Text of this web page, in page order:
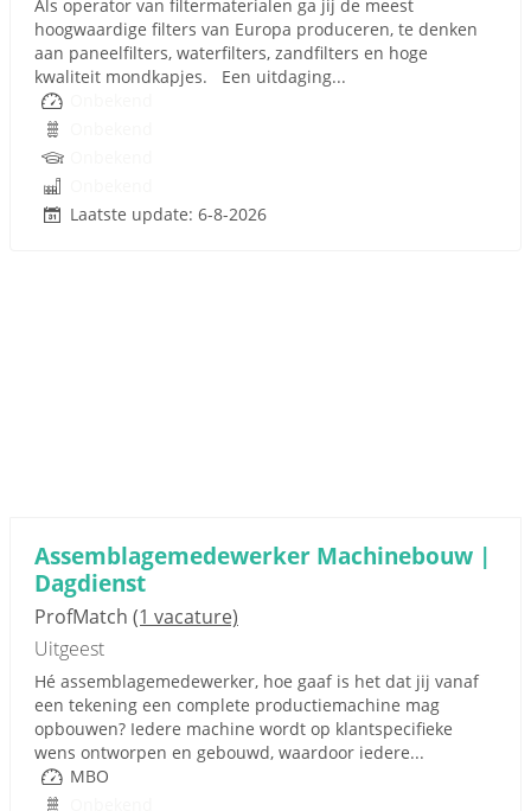
Als operator van filtermaterialen ga jij de meest
hoogwaardige filters van Europa produceren, te denken
aan paneelfilters, waterfilters, zandfilters en hoge
kwaliteit mondkapjes. Een uitdaging...
Laatste update: 6-8-2026
Assemblagemedewerker Machinebouw |
Dagdienst
ProfMatch (1 vacature)
Uitgeest
Hé assemblagemedewerker, hoe gaaf is het dat jij vanaf
een tekening een complete productiemachine mag
opbouwen? Iedere machine wordt op klantspecifieke
wens ontworpen en gebouwd, waardoor iedere...
MBO